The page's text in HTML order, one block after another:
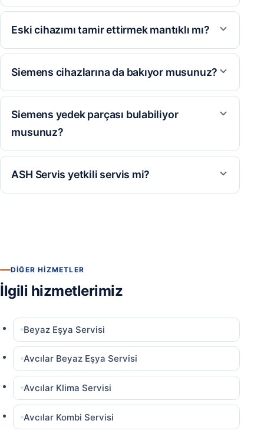
Eski cihazımı tamir ettirmek mantıklı mı?
Siemens cihazlarına da bakıyor musunuz?
Siemens yedek parçası bulabiliyor
musunuz?
ASH Servis yetkili servis mi?
DIĞER HIZMETLER
İlgili hizmetlerimiz
Beyaz Eşya Servisi
Avcılar Beyaz Eşya Servisi
Avcılar Klima Servisi
Avcılar Kombi Servisi